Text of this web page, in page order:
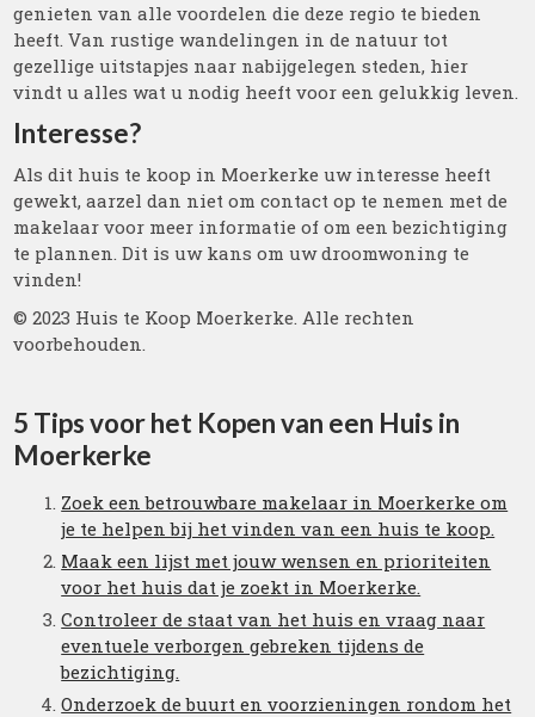
genieten van alle voordelen die deze regio te bieden
heeft. Van rustige wandelingen in de natuur tot
gezellige uitstapjes naar nabijgelegen steden, hier
vindt u alles wat u nodig heeft voor een gelukkig leven.
Interesse?
Als dit huis te koop in Moerkerke uw interesse heeft
gewekt, aarzel dan niet om contact op te nemen met de
makelaar voor meer informatie of om een bezichtiging
te plannen. Dit is uw kans om uw droomwoning te
vinden!
© 2023 Huis te Koop Moerkerke. Alle rechten
voorbehouden.
5 Tips voor het Kopen van een Huis in
Moerkerke
Zoek een betrouwbare makelaar in Moerkerke om
je te helpen bij het vinden van een huis te koop.
Maak een lijst met jouw wensen en prioriteiten
voor het huis dat je zoekt in Moerkerke.
Controleer de staat van het huis en vraag naar
eventuele verborgen gebreken tijdens de
bezichtiging.
Onderzoek de buurt en voorzieningen rondom het